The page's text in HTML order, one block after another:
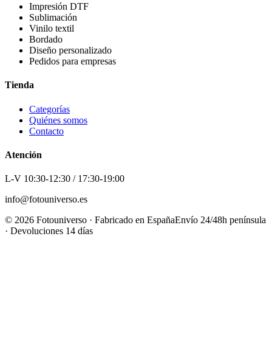
Impresión DTF
Sublimación
Vinilo textil
Bordado
Diseño personalizado
Pedidos para empresas
Tienda
Categorías
Quiénes somos
Contacto
Atención
L-V 10:30-12:30 / 17:30-19:00
info@fotouniverso.es
© 2026 Fotouniverso · Fabricado en EspañaEnvío 24/48h península
· Devoluciones 14 días